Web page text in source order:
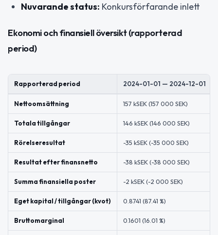
Nuvarande status: Konkursförfarande inlett
Ekonomi och finansiell översikt (rapporterad
period)
Rapporterad period 2024-01-01 — 2024-12-01
Nettoomsättning 157 kSEK (157 000 SEK)
Totala tillgångar 146 kSEK (146 000 SEK)
Rörelseresultat -35 kSEK (-35 000 SEK)
Resultat efter finansnetto -38 kSEK (-38 000 SEK)
Summa finansiella poster -2 kSEK (-2 000 SEK)
Eget kapital / tillgångar (kvot) 0.8741 (87.41 %)
Bruttomarginal 0.1601 (16.01 %)